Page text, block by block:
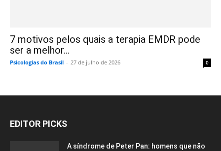
7 motivos pelos quais a terapia EMDR pode
ser a melhor...
Psicologias do Brasil - 27 de julho de 2026 0
EDITOR PICKS
A síndrome de Peter Pan: homens que não